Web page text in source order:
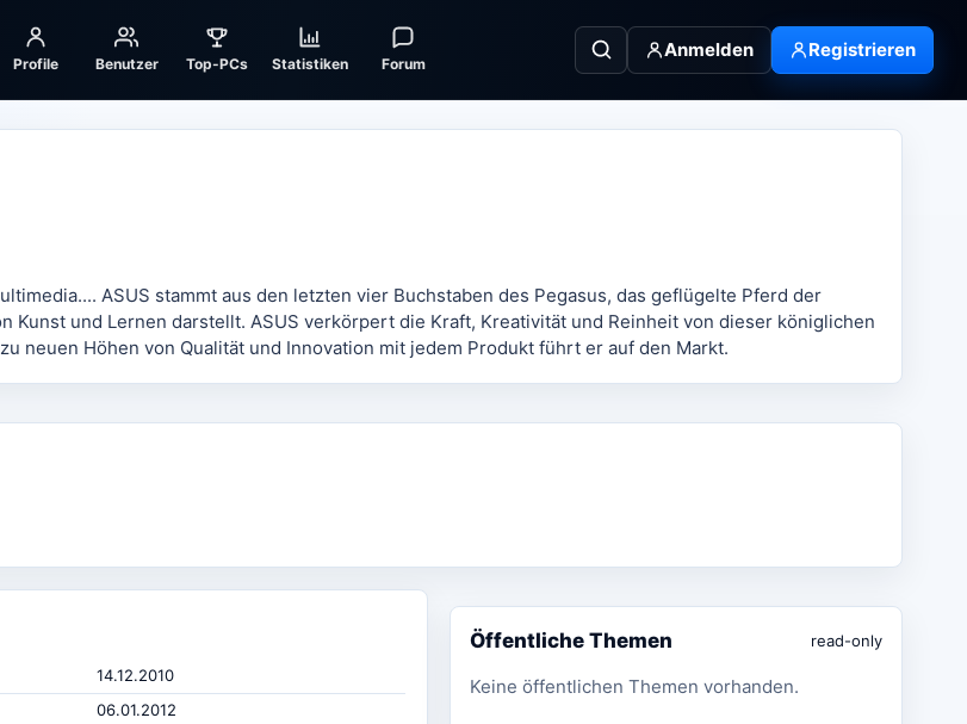
Profile Benutzer Top-PCs Statistiken Forum
Anmelden Registrieren
ASUS stammt aus den letzten vier Buchstaben des Pegasus, das geflügelte Pferd der
Kunst und Lernen darstellt. ASUS verkörpert die Kraft, Kreativität und Reinheit von dieser königlichen
neuen Höhen von Qualität und Innovation mit jedem Produkt führt er auf den Markt.
14.12.2010
06.01.2012
Öffentliche Themen read-only
Keine öffentlichen Themen vorhanden.